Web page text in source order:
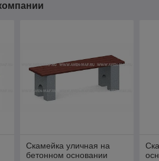
Скамейка уличная на
бетонном основании